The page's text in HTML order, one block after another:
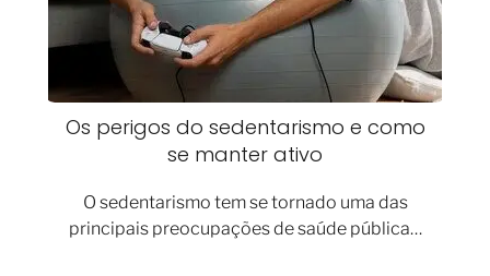
Os perigos do sedentarismo e como
se manter ativo
O sedentarismo tem se tornado uma das
principais preocupações de saúde pública…